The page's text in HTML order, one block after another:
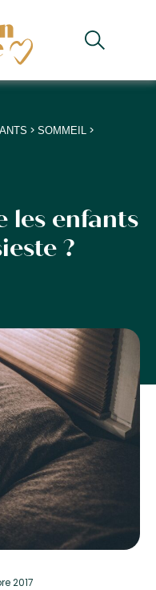
> SOMMEIL>
les enfants
?
2017